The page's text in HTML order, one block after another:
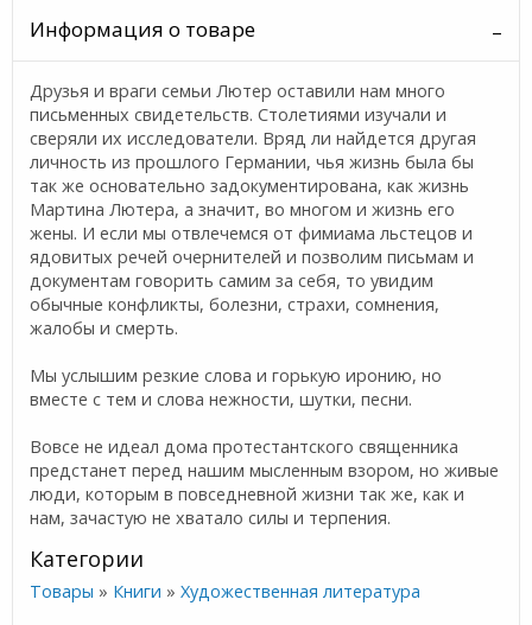
Информация о товаре
Друзья и враги семьи Лютер оставили нам много
письменных свидетельств. Столетиями изучали и
сверяли их исследователи. Вряд ли найдется другая
личность из прошлого Германии, чья жизнь была бы
так же основательно задокументирована, как жизнь
Мартина Лютера, а значит, во многом и жизнь его
жены. И если мы отвлечемся от фимиама льстецов и
ядовитых речей очернителей и позволим письмам и
документам говорить самим за себя, то увидим
обычные конфликты, болезни, страхи, сомнения,
жалобы и смерть.
Мы услышим резкие слова и горькую иронию, но
вместе с тем и слова нежности, шутки, песни.
Вовсе не идеал дома протестантского священника
предстанет перед нашим мысленным взором, но живые
люди, которым в повседневной жизни так же, как и
нам, зачастую не хватало силы и терпения.
Категории
Товары » Книги »Художественная литература